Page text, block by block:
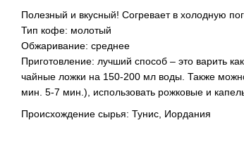
Полезный и вкусный! Согревает в холодную
Тип кофе: молотый
Обжаривание: среднее
Приготовление: лучший способ – это варить
чайные ложки на 150-200 мл воды. Также
мин. 5-7 мин.), использовать рожковые и
Происхождение сырья: Тунис, Иордания